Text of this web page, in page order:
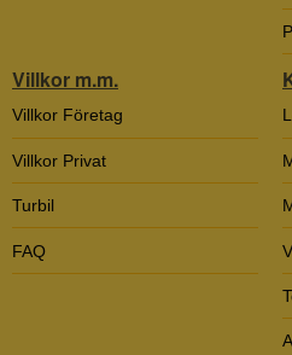
Villkor m.m.
Villkor Företag
Villkor Privat
Turbil
FAQ